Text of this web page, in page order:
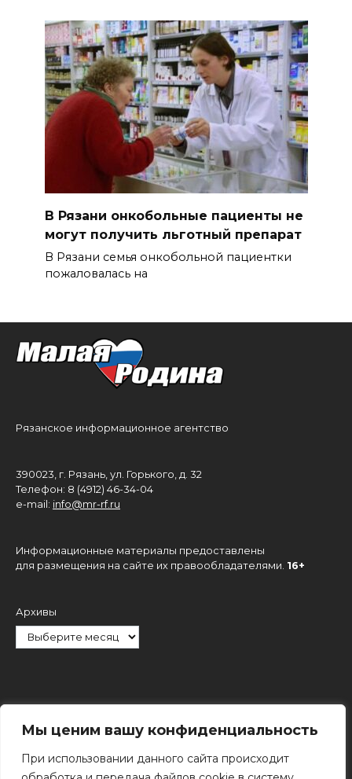
Мы ценим вашу конфиденциальность
При использовании данного сайта происходит
В Рязани онкобольные пациенты не
могут получить льготный препарат
В Рязани семья онкобольной пациентки
пожаловалась на
Рязанское информационное агентство
390023, г. Рязань, ул. Горького, д. 32
Телефон: 8 (4912) 46-34-04
e-mail: info@mr-rf.ru
Информационные материалы предоставлены
для размещения на сайте их правообладателями. 16+
Архивы